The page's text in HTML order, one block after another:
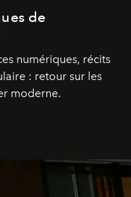
de
numériques, récits
: retour sur les
moderne.